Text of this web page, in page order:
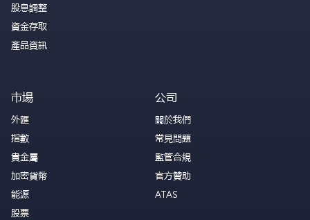
股息調整
資金存取
產品資訊
市場
外匯
指數
貴金屬
加密貨幣
能源
股票
公司
關於我們
常見問題
監管合規
官方贊助
ATAS